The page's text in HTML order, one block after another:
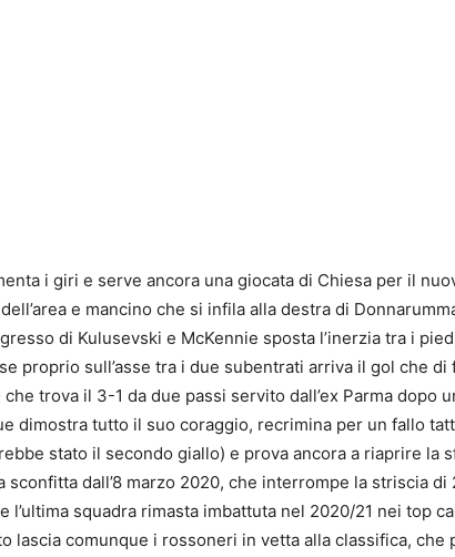
i giri e serve ancora una giocata di Chiesa per il
e mancino che si infila alla destra di
di Kulusevski e McKennie sposta l’inerzia tra i
proprio sull’asse tra i due subentrati arriva il gol che di
trova il 3-1 da due passi servito dall’ex Parma dopo
dimostra tutto il suo coraggio, recrimina per un fallo
stato il secondo giallo) e prova ancora a riaprire la
sconfitta dall’8 marzo 2020, che interrompe la striscia
l’ultima squadra rimasta imbattuta nel 2020/21 nei top
lascia comunque i rossoneri in vetta alla classifica, che